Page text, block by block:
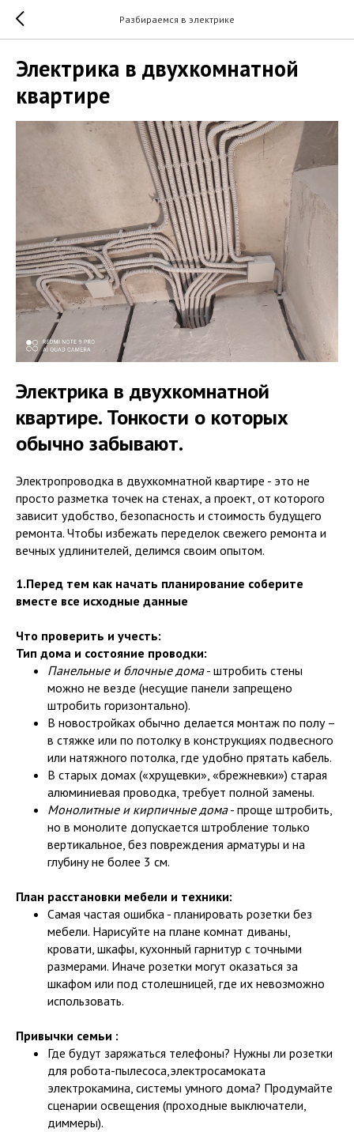
Разбираемся в электрике
Электрика в двухкомнатной
квартире
Электрика в двухкомнатной
квартире. Тонкости о которых
обычно забывают.
Электропроводка в двухкомнатной квартире - это не
просто разметка точек на стенах, а проект, от которого
зависит удобство, безопасность и стоимость будущего
ремонта. Чтобы избежать переделок свежего ремонта и
вечных удлинителей, делимся своим опытом.
1.Перед тем как начать планирование соберите
вместе все исходные данные
Что проверить и учесть:
Тип дома и состояние проводки:
Панельные и блочные дома- штробить стены
можно не везде (несущие панели запрещено
штробить горизонтально).
В новостройках обычно делается монтаж по полу –
в стяжке или по потолку в конструкциях подвесного
или натяжного потолка, где удобно прятать кабель.
В старых домах («хрущевки», «брежневки») старая
алюминиевая проводка, требует полной замены.
Монолитные и кирпичные дома- проще штробить,
но в монолите допускается штробление только
вертикальное, без повреждения арматуры и на
глубину не более 3 см.
План расстановки мебели и техники:
Самая частая ошибка - планировать розетки без
мебели. Нарисуйте на плане комнат диваны,
кровати, шкафы, кухонный гарнитур с точными
размерами. Иначе розетки могут оказаться за
шкафом или под столешницей, где их невозможно
использовать.
Привычки семьи :
Где будут заряжаться телефоны? Нужны ли розетки
для робота-пылесоса,электросамоката
электрокамина, системы умного дома? Продумайте
сценарии освещения (проходные выключатели,
диммеры).